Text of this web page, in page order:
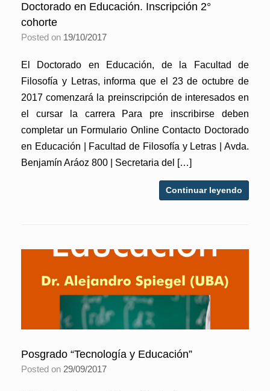
Doctorado en Educación. Inscripción 2°
cohorte
Posted on 19/10/2017
El Doctorado en Educación, de la Facultad de
Filosofía y Letras, informa que el 23 de octubre de
2017 comenzará la preinscripción de interesados en
el cursar la carrera Para pre inscribirse deben
completar un Formulario Online Contacto Doctorado
en Educación | Facultad de Filosofía y Letras | Avda.
Benjamín Aráoz 800 | Secretaria del […]
Continuar leyendo
Posgrado “Tecnología y Educación”
Posted on 29/09/2017